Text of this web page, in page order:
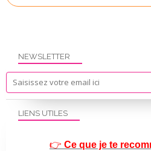
NEWSLETTER
LIENS UTILES
👉 Ce que je te